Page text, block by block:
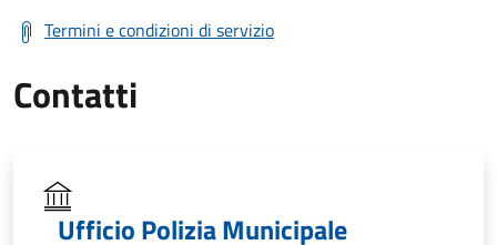
Termini e condizioni di servizio
Contatti
Ufficio Polizia Municipale